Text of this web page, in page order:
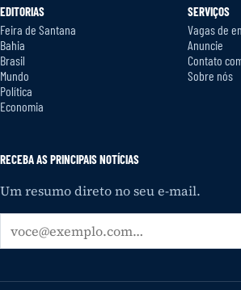
EDITORIAS
Feira de Santana
Bahia
Brasil
Mundo
Política
Economia
SERVIÇOS
Vagas de
Anuncie
Contato
Sobre nós
RECEBA AS PRINCIPAIS NOTÍCIAS
Um resumo direto no seu e-mail.